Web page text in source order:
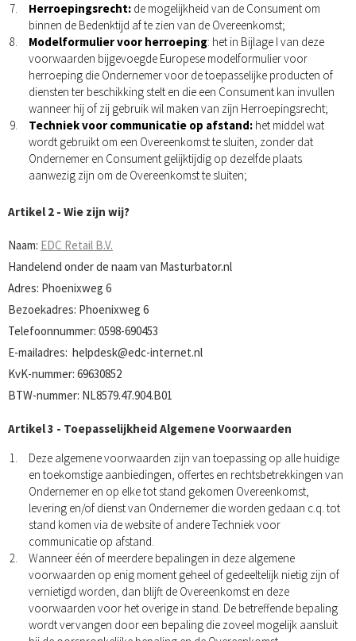
Herroepingsrecht: de mogelijkheid van de Consument om
binnen de Bedenktijd af te zien van de Overeenkomst;
Modelformulier voor herroeping: het in Bijlage I van deze
voorwaarden bijgevoegde Europese modelformulier voor
herroeping die Ondernemer voor de toepasselijke producten of
diensten ter beschikking stelt en die een Consument kan invullen
wanneer hij of zij gebruik wil maken van zijn Herroepingsrecht;
Techniek voor communicatie op afstand: het middel wat
wordt gebruikt om een Overeenkomst te sluiten, zonder dat
Ondernemer en Consument gelijktijdig op dezelfde plaats
aanwezig zijn om de Overeenkomst te sluiten;
Artikel 2 - Wie zijn wij?
Naam: EDC Retail B.V.
Handelend onder de naam van Masturbator.nl
Adres: Phoenixweg 6
Bezoekadres: Phoenixweg 6
Telefoonnummer: 0598-690453
E-mailadres: helpdesk@edc-internet.nl
KvK-nummer: 69630852
BTW-nummer: NL8579.47.904.B01
Artikel 3 - Toepasselijkheid Algemene Voorwaarden
Deze algemene voorwaarden zijn van toepassing op alle huidige
en toekomstige aanbiedingen, offertes en rechtsbetrekkingen van
Ondernemer en op elke tot stand gekomen Overeenkomst,
levering en/of dienst van Ondernemer die worden gedaan c.q. tot
stand komen via de website of andere Techniek voor
communicatie op afstand.
Wanneer één of meerdere bepalingen in deze algemene
voorwaarden op enig moment geheel of gedeeltelijk nietig zijn of
vernietigd worden, dan blijft de Overeenkomst en deze
voorwaarden voor het overige in stand. De betreffende bepaling
wordt vervangen door een bepaling die zoveel mogelijk aansluit